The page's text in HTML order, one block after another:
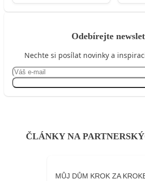
Odebírejte
Nechte si posílat novinky a
ČLÁNKY NA
MŮJ DŮM KROK ZA